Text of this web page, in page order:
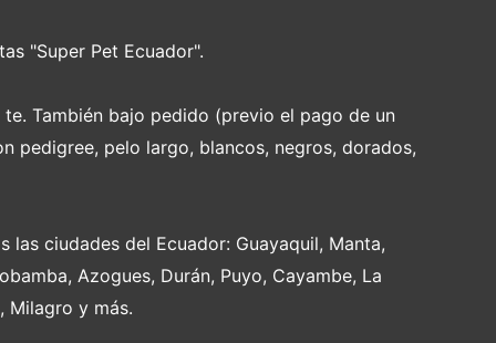
"Super Pet Ecuador".
También bajo pedido (previo el pago de un
pedigree, pelo largo, blancos, negros, dorados,
ciudades del Ecuador: Guayaquil, Manta,
Azogues, Durán, Puyo, Cayambe, La
Milagro y más.